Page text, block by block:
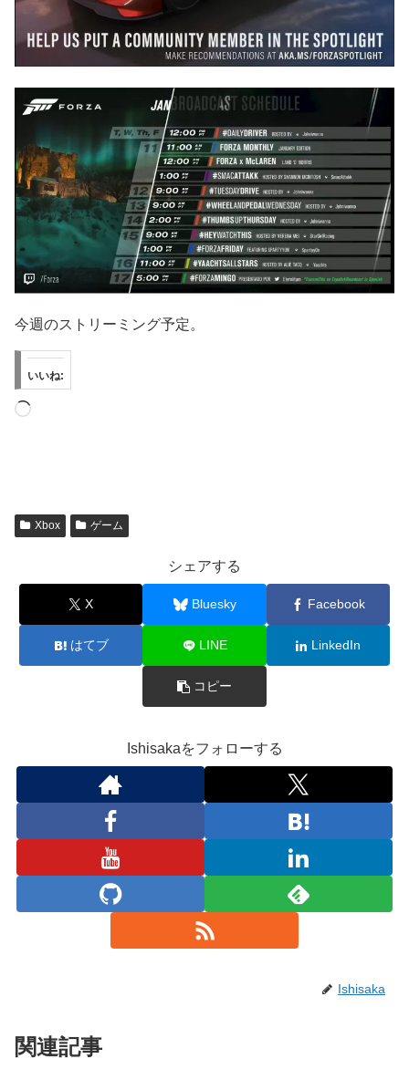
今週のストリーミング予定。
いいね:
読
Xbox ゲーム
シェアする
X Bluesky Facebook
はてブ LINE LinkedIn
コピー
Ishisakaをフォローする
Ishisaka
関連記事